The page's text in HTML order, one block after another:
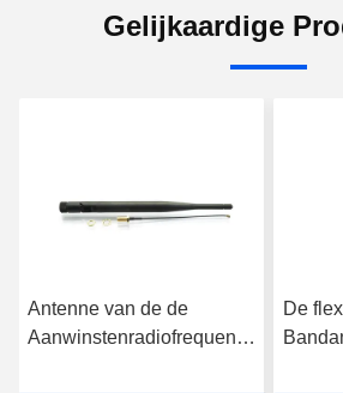
Gelijkaardige
Antenne van de de
Aanwinstenradiofrequentie
De